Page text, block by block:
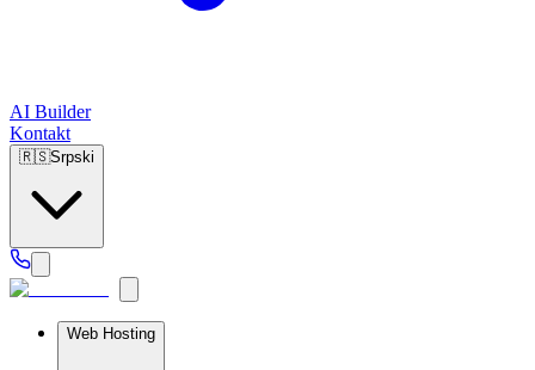
AI Builder
Kontakt
🇷🇸Srpski
Web Hosting